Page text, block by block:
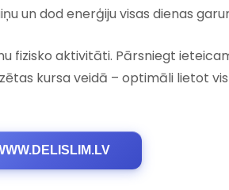
un dod enerģiju visas dienas
fizisko aktivitāti. Pārsniegt
kursa veidā – optimāli lietot